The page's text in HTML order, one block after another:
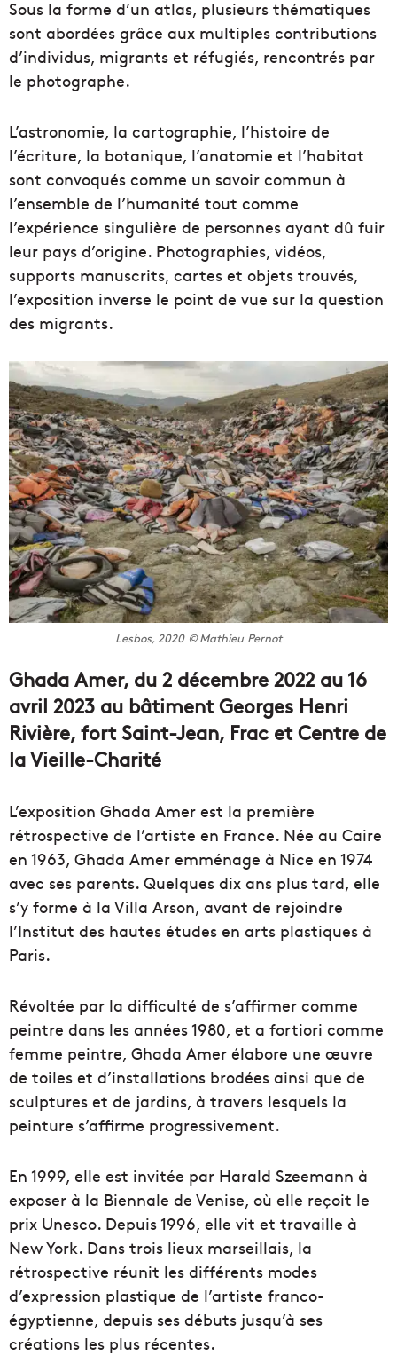
Sous la forme d’un atlas, plusieurs thématiques
sont abordées grâce aux multiples contributions
d’individus, migrants et réfugiés, rencontrés par
le photographe.
L’astronomie, la cartographie, l’histoire de
l’écriture, la botanique, l’anatomie et l’habitat
sont convoqués comme un savoir commun à
l’ensemble de l’humanité tout comme
l’expérience singulière de personnes ayant dû fuir
leur pays d’origine. Photographies, vidéos,
supports manuscrits, cartes et objets trouvés,
l’exposition inverse le point de vue sur la question
des migrants.
Lesbos, 2020 © Mathieu Pernot
Ghada Amer, du 2 décembre 2022 au 16
avril 2023 au bâtiment Georges Henri
Rivière, fort Saint-Jean, Frac et Centre de
la Vieille-Charité
L’exposition Ghada Amer est la première
rétrospective de l’artiste en France. Née au Caire
en 1963, Ghada Amer emménage à Nice en 1974
avec ses parents. Quelques dix ans plus tard, elle
s’y forme à la Villa Arson, avant de rejoindre
l’Institut des hautes études en arts plastiques à
Paris.
Révoltée par la difficulté de s’affirmer comme
peintre dans les années 1980, et a fortiori comme
femme peintre, Ghada Amer élabore une œuvre
de toiles et d’installations brodées ainsi que de
sculptures et de jardins, à travers lesquels la
peinture s’affirme progressivement.
En 1999, elle est invitée par Harald Szeemann à
exposer à la Biennale de Venise, où elle reçoit le
prix Unesco. Depuis 1996, elle vit et travaille à
New York. Dans trois lieux marseillais, la
rétrospective réunit les différents modes
d’expression plastique de l’artiste franco-
égyptienne, depuis ses débuts jusqu’à ses
créations les plus récentes.